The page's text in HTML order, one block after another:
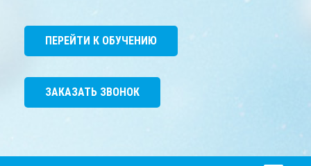
ПЕРЕЙТИ К ОБУЧЕНИЮ
ЗАКАЗАТЬ ЗВОНОК